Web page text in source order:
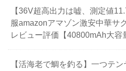
【36V超高出力は嘘、測定値
服amazonアマゾン激安中華サ
レビュー評価【40800mAh大容
【活海老で鯛を釣る】一つテ